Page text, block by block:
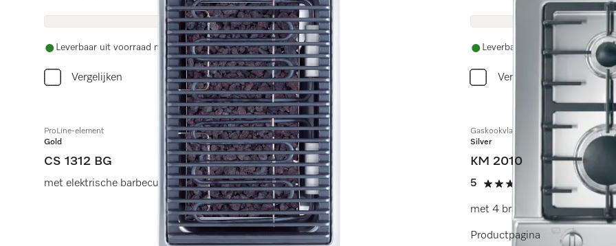
Leverbaar uit voorraad met gratis levering
Vergelijken
Leverbaar uit voorraad met
Vergelijken
ProLine-element
Gold
CS 1312 BG
met elektrische barbecue-grill
Gaskookvlak
Silver
KM 2010
5
5 sterren van de 5
(2
met 4 branders
Productpagina